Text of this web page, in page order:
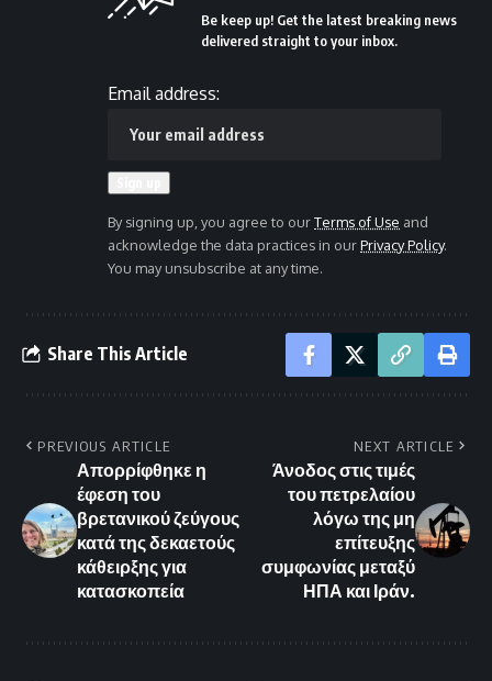
Be keep up! Get the latest breaking news
delivered straight to your inbox.
Email address:
By signing up, you agree to ourTerms of Use and
acknowledge the data practices in ourPrivacy Policy.
You may unsubscribe at any time.
Share This Article
PREVIOUS ARTICLE
Απορρίφθηκε η
έφεση του
βρετανικού ζεύγους
κατά της δεκαετούς
κάθειρξης για
κατασκοπεία
NEXT ARTICLE
Άνοδος στις τιμές
του πετρελαίου
λόγω της μη
επίτευξης
συμφωνίας μεταξύ
ΗΠΑ και Ιράν.